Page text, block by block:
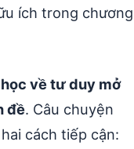
ích trong chương
về tư duy mở
đề. Câu chuyện
cách tiếp cận: